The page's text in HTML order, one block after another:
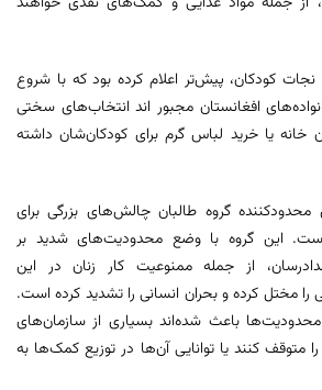
کودکان، پیش‌تر اعلام کرده بود که با شروع
افغانستان مجبور اند انتخاب‌های سختی
خانه یا خرید لباس گرم برای کودکان‌شان داشته
گروه طالبان چالش‌های بزرگی برای
این گروه با وضع محدودیت‌های شدید بر
از جمله ممنوعیت کار زنان در این
را مختل کرده و بحران انسانی را تشدید کرده است.
باعث شده‌اند بسیاری از سازمان‌های
متوقف کنند یا توانایی آن‌ها در توزیع کمک‌ها به